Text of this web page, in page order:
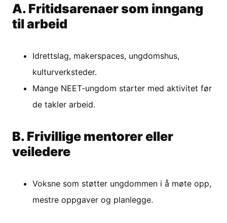
A. Fritidsarenaer som inngang
til arbeid
Idrettslag, makerspaces, ungdomshus,
kulturverksteder.
Mange NEET-ungdom starter med aktivitet før
de takler arbeid.
B. Frivillige mentorer eller
veiledere
Voksne som støtter ungdommen i å møte opp,
mestre oppgaver og planlegge.